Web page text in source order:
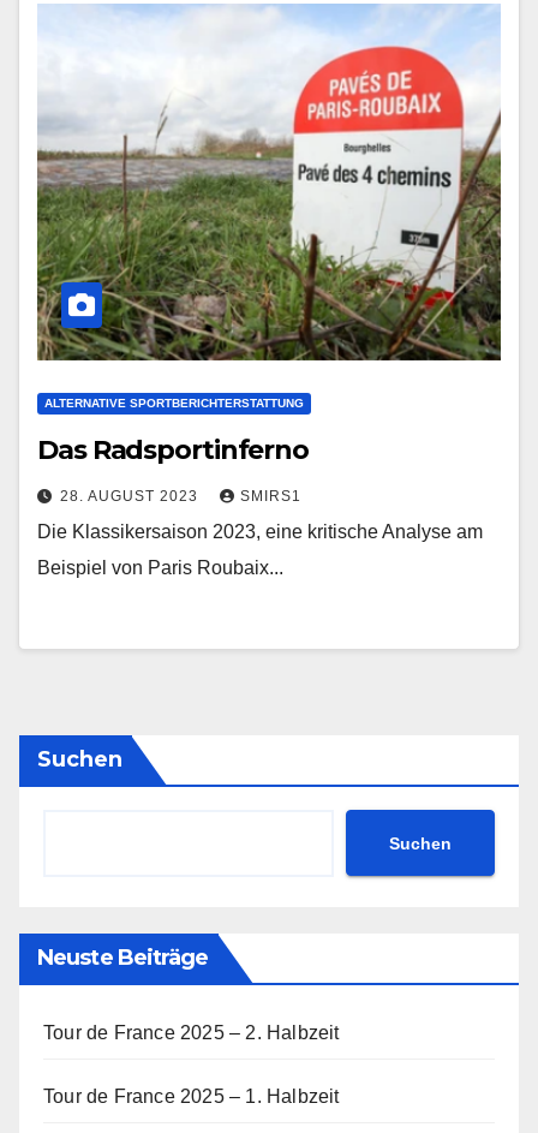
ALTERNATIVE SPORTBERICHTERSTATTUNG
Das Radsportinferno
28. AUGUST 2023 SMIRS1
Die Klassikersaison 2023, eine kritische Analyse am
Beispiel von Paris Roubaix...
Suchen
Suchen
Neuste Beiträge
Tour de France 2025 – 2. Halbzeit
Tour de France 2025 – 1. Halbzeit